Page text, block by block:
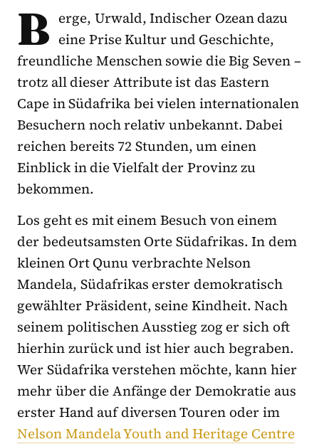
B erge, Urwald, Indischer Ozean dazu
eine Prise Kultur und Geschichte,
freundliche Menschen sowie die Big Seven –
trotz all dieser Attribute ist das Eastern
Cape in Südafrika bei vielen internationalen
Besuchern noch relativ unbekannt. Dabei
reichen bereits 72 Stunden, um einen
Einblick in die Vielfalt der Provinz zu
bekommen.
Los geht es mit einem Besuch von einem
der bedeutsamsten Orte Südafrikas. In dem
kleinen Ort Qunu verbrachte Nelson
Mandela, Südafrikas erster demokratisch
gewählter Präsident, seine Kindheit. Nach
seinem politischen Ausstieg zog er sich oft
hierhin zurück und ist hier auch begraben.
Wer Südafrika verstehen möchte, kann hier
mehr über die Anfänge der Demokratie aus
erster Hand auf diversen Touren oder im
Nelson Mandela Youth and Heritage Centre